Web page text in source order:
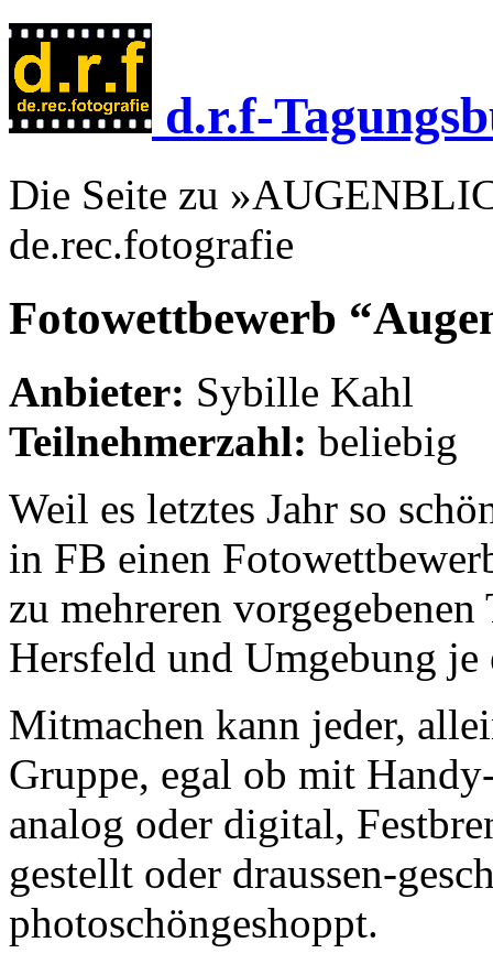
d.r.f-
Die Seite zu
de.rec.fotografie
Fotowettbewerb
Anbieter: Sybille Kahl
Teilnehmerzahl: beliebig
Weil es letztes Jahr so
in FB einen
zu mehreren
Hersfeld und Umgebung je
Mitmachen kann jeder,
Gruppe, egal ob mit
analog oder digital,
gestellt oder draussen-
photoschöngeshoppt.